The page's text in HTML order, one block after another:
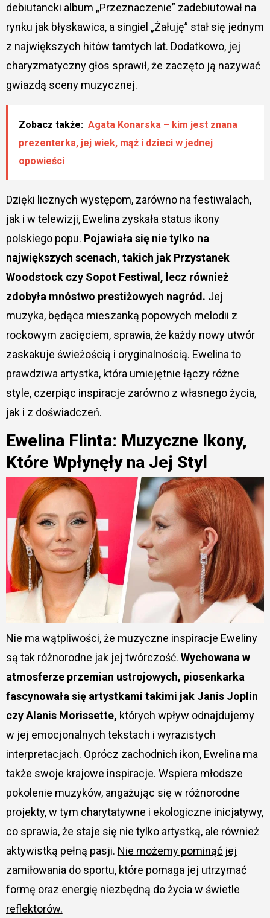
debiutancki album „Przeznaczenie” zadebiutował na
rynku jak błyskawica, a singiel „Żałuję” stał się jednym
z największych hitów tamtych lat. Dodatkowo, jej
charyzmatyczny głos sprawił, że zaczęto ją nazywać
gwiazdą sceny muzycznej.
Zobacz także: Agata Konarska – kim jest znana
prezenterka, jej wiek, mąż i dzieci w jednej
opowieści
Dzięki licznych występom, zarówno na festiwalach,
jak i w telewizji, Ewelina zyskała status ikony
polskiego popu. Pojawiała się nie tylko na
największych scenach, takich jak Przystanek
Woodstock czy Sopot Festiwal, lecz również
zdobyła mnóstwo prestiżowych nagród. Jej
muzyka, będąca mieszanką popowych melodii z
rockowym zacięciem, sprawia, że każdy nowy utwór
zaskakuje świeżością i oryginalnością. Ewelina to
prawdziwa artystka, która umiejętnie łączy różne
style, czerpiąc inspiracje zarówno z własnego życia,
jak i z doświadczeń.
Ewelina Flinta: Muzyczne Ikony,
Które Wpłynęły na Jej Styl
Nie ma wątpliwości, że muzyczne inspiracje Eweliny
są tak różnorodne jak jej twórczość. Wychowana w
atmosferze przemian ustrojowych, piosenkarka
fascynowała się artystkami takimi jak Janis Joplin
czy Alanis Morissette, których wpływ odnajdujemy
w jej emocjonalnych tekstach i wyrazistych
interpretacjach. Oprócz zachodnich ikon, Ewelina ma
także swoje krajowe inspiracje. Wspiera młodsze
pokolenie muzyków, angażując się w różnorodne
projekty, w tym charytatywne i ekologiczne inicjatywy,
co sprawia, że staje się nie tylko artystką, ale również
aktywistką pełną pasji. Nie możemy pominąć jej
zamiłowania do sportu, które pomaga jej utrzymać
formę oraz energię niezbędną do życia w świetle
reflektorów.